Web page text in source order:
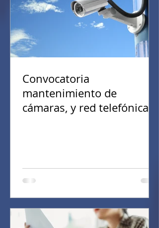
Convocatoria
mantenimiento de
cámaras, y red telefónica